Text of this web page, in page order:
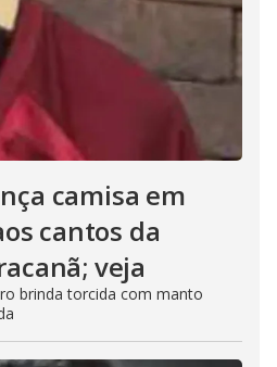
camisa em
cantos da
veja
brinda torcida com manto